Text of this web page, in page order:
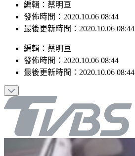
編輯：蔡明亘
發佈時間：2020.10.06 08:44
最後更新時間：2020.10.06 08:44
編輯 ： 蔡明亘
發佈時間： 2020.10.06 08:44
最後更新時間： 2020.10.06 08:44